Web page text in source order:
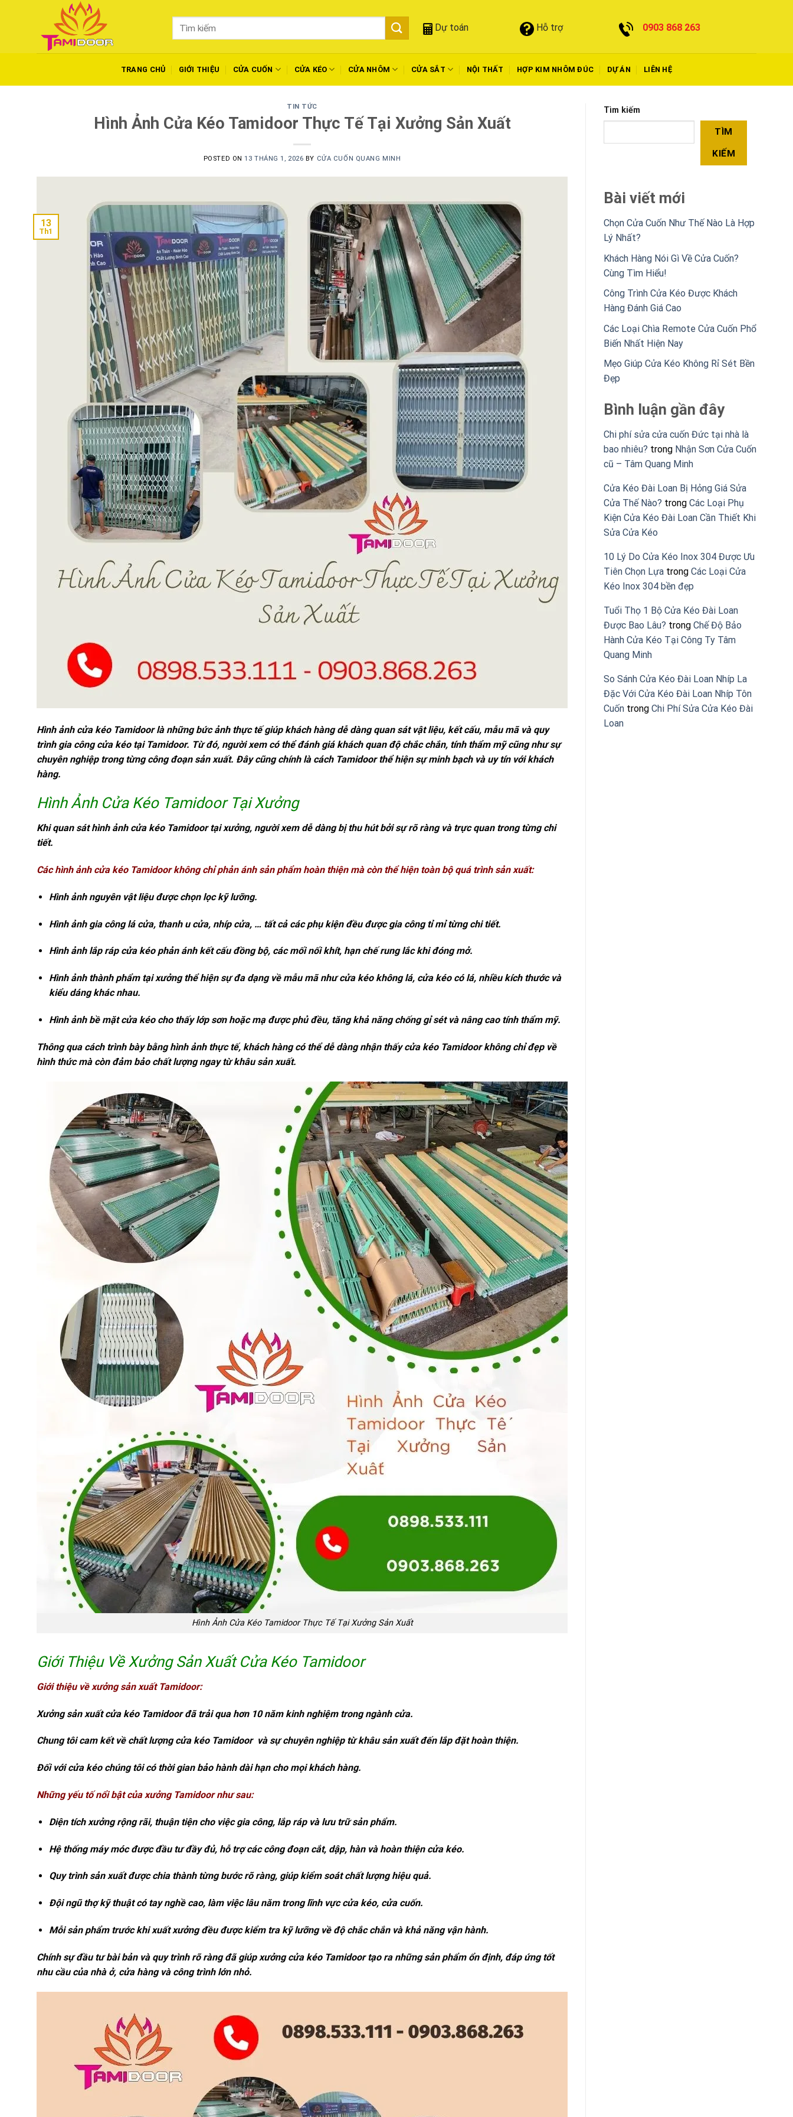
Tìm
Dự toán Hỗ trợ 0903 868 263
TRANG CHỦ GIỚI THIỆU CỬA CUỐN CỬA KÉO CỬA NHÔM CỬA SẮT NỘI THẤT HỢP KIM NHÔM ĐÚC DỰ ÁN LIÊN HỆ
TIN TỨC
Hình Ảnh Cửa Kéo Tamidoor Thực Tế Tại Xưởng Sản Xuất
POSTED ON13 THÁNG 1, 2026 BY CỬA CUỐN QUANG MINH
13
Th1
Hình ảnh cửa kéo Tamidoor là những bức ảnh thực tế giúp khách hàng dễ dàng quan sát vật liệu, kết cấu, mẫu mã và quy
trình gia công cửa kéo tại Tamidoor. Từ đó, người xem có thể đánh giá khách quan độ chắc chắn, tính thẩm mỹ cũng như sự
chuyên nghiệp trong từng công đoạn sản xuất. Đây cũng chính là cách Tamidoor thể hiện sự minh bạch và uy tín với khách
hàng.
Hình Ảnh Cửa Kéo Tamidoor Tại Xưởng
Khi quan sát hình ảnh cửa kéoTamidoor tại xưởng, người xem dễ dàng bị thu hút bởi sự rõ ràng và trực quan trong từng chi
tiết.
Các hình ảnh cửa kéo Tamidoor không chỉ phản ánh sản phẩm hoàn thiện mà còn thể hiện toàn bộ quá trình sản xuất:
Hình ảnh nguyên vật liệu được chọn lọc kỹ lưỡng.
Hình ảnh gia công lá cửa, thanh u cửa, nhíp cửa, … tất cả các phụ kiện đều được gia công tỉ mỉ từng chi tiết.
Hình ảnh lắp ráp cửa kéo phản ánh kết cấu đồng bộ, các mối nối khít, hạn chế rung lắc khi đóng mở.
Hình ảnh thành phẩm tại xưởng thể hiện sự đa dạng về mẫu mã như cửa kéo không lá, cửa kéo có lá, nhiều kích thước và
kiểu dáng khác nhau.
Hình ảnh bề mặt cửa kéo cho thấy lớp sơn hoặc mạ được phủ đều, tăng khả năng chống gỉ sét và nâng cao tính thẩm mỹ.
Thông qua cách trình bày bằng hình ảnh thực tế, khách hàng có thể dễ dàng nhận thấy cửa kéo Tamidoor không chỉ đẹp về
hình thức mà còn đảm bảo chất lượng ngay từ khâu sản xuất.
Hình Ảnh Cửa Kéo Tamidoor Thực Tế Tại Xưởng Sản Xuất
Giới Thiệu Về Xưởng Sản Xuất Cửa Kéo Tamidoor
Giới thiệuvề xưởng sản xuất Tamidoor:
Xưởng sản xuất cửa kéo Tamidoor đã trải qua hơn 10 năm kinh nghiệm trong ngành cửa.
Chung tôi cam kết về chất lượng cửa kéo Tamidoorvà sự chuyên nghiệp từ khâu sản xuất đến lắp đặt hoàn thiện.
Đối với cửa kéo chúng tôi có thời gian bảo hành dài hạn cho mọi khách hàng.
Những yếu tố nổi bật của xưởng Tamidoor như sau:
Diện tích xưởng rộng rãi, thuận tiện cho việc gia công, lắp ráp và lưu trữ sản phẩm.
Hệ thống máy móc được đầu tư đầy đủ, hỗ trợ các công đoạn cắt, dập, hàn và hoàn thiện cửa kéo.
Quy trình sản xuất được chia thành từng bước rõ ràng, giúp kiểm soát chất lượng hiệu quả.
Đội ngũ thợ kỹ thuật có tay nghề cao, làm việc lâu năm trong lĩnh vực cửa kéo, cửa cuốn.
Mỗi sản phẩm trước khi xuất xưởng đều được kiểm tra kỹ lưỡng về độ chắc chắn và khả năng vận hành.
Chính sự đầu tư bài bản và quy trình rõ ràng đã giúp xưởng cửa kéo Tamidoor tạo ra những sản phẩm ổn định, đáp ứng tốt
nhu cầu của nhà ở, cửa hàng và công trình lớn nhỏ.
Tìm kiếm
TÌM
KIẾM
Bài viết mới
Chọn Cửa Cuốn Như Thế Nào Là Hợp
Lý Nhất?
Khách Hàng Nói Gì Về Cửa Cuốn?
Cùng Tìm Hiểu!
Công Trình Cửa Kéo Được Khách
Hàng Đánh Giá Cao
Các Loại Chìa Remote Cửa Cuốn Phổ
Biến Nhất Hiện Nay
Mẹo Giúp Cửa Kéo Không Rỉ Sét Bền
Đẹp
Bình luận gần đây
Chi phí sửa cửa cuốn Đức tại nhà là
bao nhiêu? trong Nhận Sơn Cửa Cuốn
cũ – Tâm Quang Minh
Cửa Kéo Đài Loan Bị Hỏng Giá Sửa
Cửa Thế Nào? trong Các Loại Phụ
Kiện Cửa Kéo Đài Loan Cần Thiết Khi
Sửa Cửa Kéo
10 Lý Do Cửa Kéo Inox 304 Được Ưu
Tiên Chọn Lựa trong Các Loại Cửa
Kéo Inox 304 bền đẹp
Tuổi Thọ 1 Bộ Cửa Kéo Đài Loan
Được Bao Lâu? trong Chế Độ Bảo
Hành Cửa Kéo Tại Công Ty Tâm
Quang Minh
So Sánh Cửa Kéo Đài Loan Nhíp La
Đặc Với Cửa Kéo Đài Loan Nhíp Tôn
Cuốn trong Chi Phí Sửa Cửa Kéo Đài
Loan